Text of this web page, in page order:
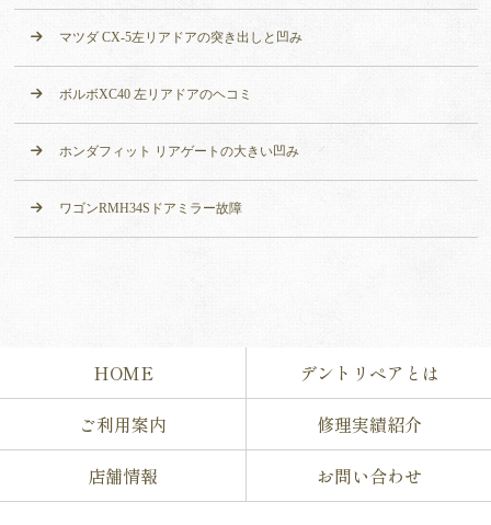
マツダ CX-5左リアドアの突き出しと凹み
ボルボXC40 左リアドアのヘコミ
ホンダフィット リアゲートの大きい凹み
ワゴンRMH34Sドアミラー故障
HOME
デントリペアとは
ご利用案内
修理実績紹介
店舗情報
お問い合わせ